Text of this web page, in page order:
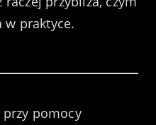
w praktyce.
pomocy